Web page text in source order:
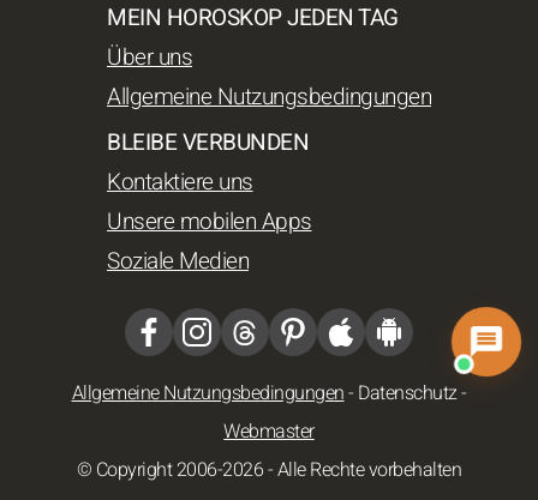
MEIN HOROSKOP JEDEN TAG
Über uns
Allgemeine Nutzungsbedingungen
BLEIBE VERBUNDEN
Kontaktiere uns
Unsere mobilen Apps
Soziale Medien
Allgemeine Nutzungsbedingungen- Datenschutz-
Webmaster
© Copyright 2006-2026 - Alle Rechte vorbehalten